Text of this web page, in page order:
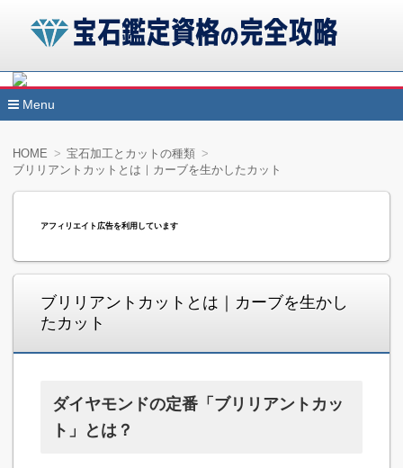
宝石鑑定資格の完全攻略
諒設計アーキテクトラーニングの宝石鑑定資格講座を受講す
宝石鑑定アドバイザーと鉱石セラピストの資格2つを同時に取
きます。受講する通信講座によっては試験が免除されますの
効率的に肩書きを増やすことができます。
Menu
HOME
宝石加工とカットの種類
ブリリアントカットとは｜カーブを生かしたカット
アフィリエイト広告を利用しています
ブリリアントカットとは｜カーブを生かし
たカット
ダイヤモンドの定番「ブリリアントカッ
ト」とは？